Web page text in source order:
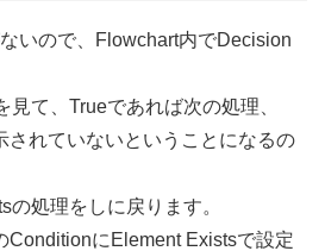
いので、Flowchart内でDecision
見て、Trueであれば次の処理、
されていないということになるの
の処理をしに戻ります。
ConditionにElement Existsで設定